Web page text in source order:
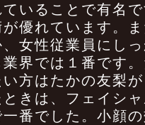
ていることで有名
が優れています。
、女性従業員にし
業界では１番です
い方はたかの友梨
ときは、フェイシ
一番でした。小顔